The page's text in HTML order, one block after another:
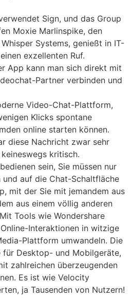
Sign, und das Group
Moxie Marlinspike, den
Systems, genießt in IT-
exzellenten Ruf.
App kann man sich direkt mit
Partner verbinden und
Video-Chat-Plattform,
Klicks spontane
online starten können.
diese Nachricht zwar sehr
kritisch.
sein, Sie müssen nur
auf die Chat-Schaltfläche
mit der Sie mit jemandem aus
aus einem völlig anderen
Tools wie Wondershare
Interaktionen in witzige
Plattform umwandeln. Die
Desktop- und Mobilgeräte,
zahlreichen überzeugenden
Es ist wie Velocity
ja Tausenden von Nutzern!